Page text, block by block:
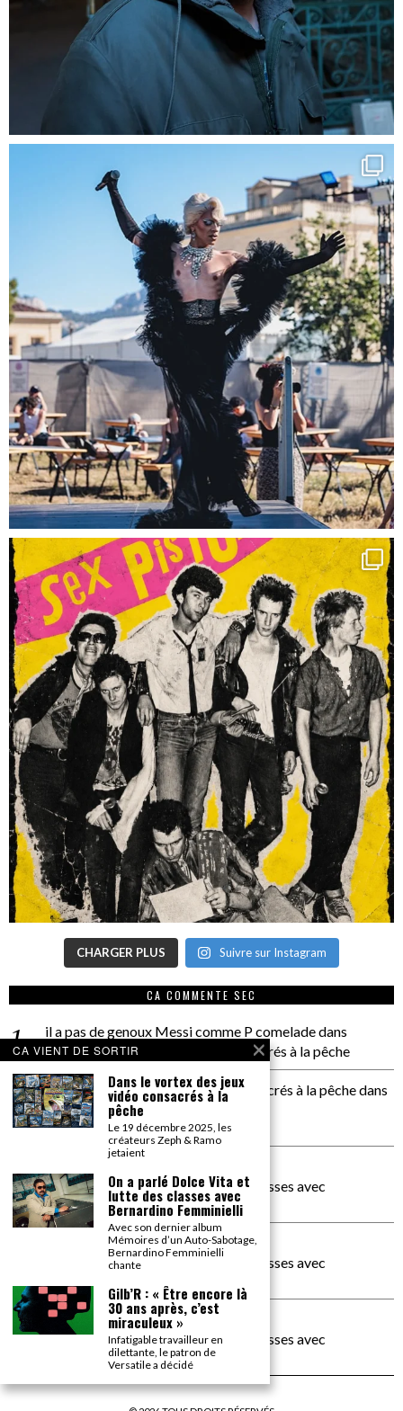
CHARGER PLUS Suivre sur Instagram
CA COMMENTE SEC
il a pas de genoux Messi comme P comeladedans
Dans le vortex des jeux vidéo consacrés à la pêche
Dans le vortex des jeux vidéos consacrés à la pêchedans
PACÔME THIELLEMENT
La séance d’Hip Gnose
On a parlé Dolce Vita et lutte des classes avec
Bernardino Femminielli
carte noire negra à l'o tiededans
On a parlé Dolce Vita et lutte des classes avec
moise et son mascarédans
On a parlé Dolce Vita et lutte des classes avec
Bernardino Femminielli
CA VIENT DE SORTIR
Dans le vortex des jeux
vidéo consacrés à la
pêche
Le 19 décembre 2025, les
créateurs Zeph & Ramo
jetaient
On a parlé Dolce Vita et
lutte des classes avec
Bernardino Femminielli
Avec son dernier album
Mémoires d’un Auto-Sabotage,
Bernardino Femminielli
chante
Gilb’R : « Être encore là
30 ans après, c’est
miraculeux »
Infatigable travailleur en
dilettante, le patron de
Versatile a décidé